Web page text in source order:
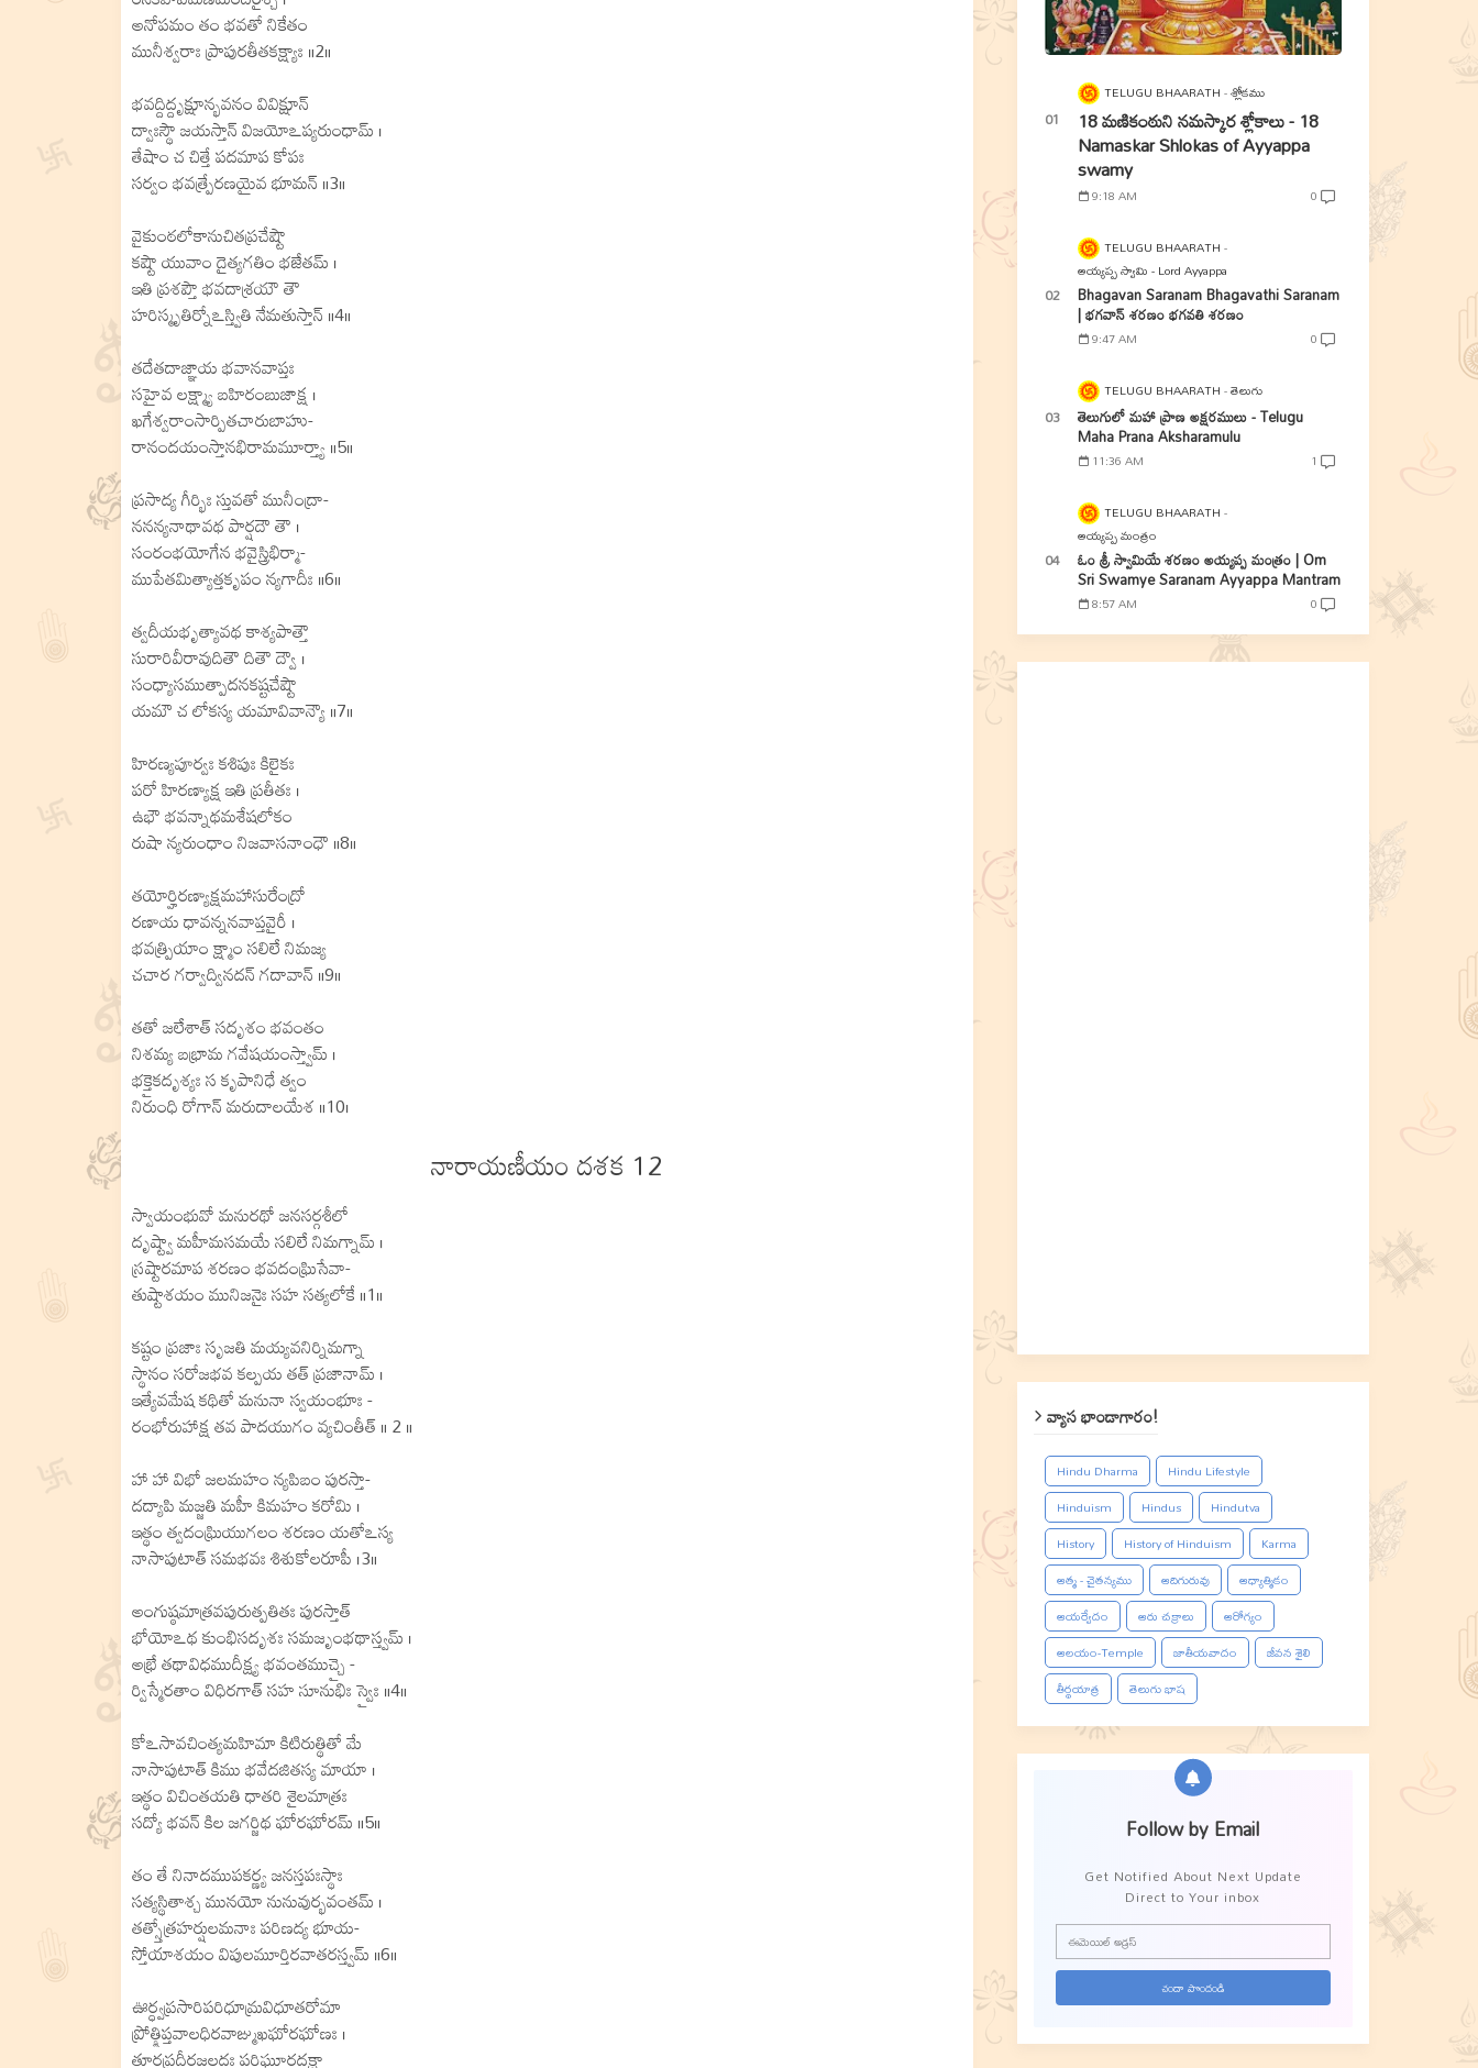
అనోపమం తం భవతో నికేతం
మునీశ్వరాః ప్రాపురతీతకక్ష్యాః ॥2॥
భవద్దిద్దృక్షూన్భవనం వివిక్షూన్
ద్వాఃస్థౌ జయస్తాన్ విజయోఽప్యరుంధామ్ ।
తేషాం చ చిత్తే పదమాప కోపః
సర్వం భవత్ప్రేరణయైవ భూమన్ ॥3॥
వైకుంఠలోకానుచితప్రచేష్టౌ
కష్టౌ యువాం దైత్యగతిం భజేతమ్ ।
ఇతి ప్రశప్తౌ భవదాశ్రయౌ తౌ
హరిస్మృతిర్నోఽస్త్వితి నేమతుస్తాన్ ॥4॥
తదేతదాజ్ఞాయ భవానవాప్తః
సహైవ లక్ష్మ్యా బహిరంబుజాక్ష ।
ఖగేశ్వరాంసార్పితచారుబాహు-
రానందయంస్తానభిరామమూర్త్యా ॥5॥
ప్రసాద్య గీర్భిః స్తువతో మునీంద్రా-
ననన్యనాథావథ పార్షదౌ తౌ ।
సంరంభయోగేన భవైస్త్రిభిర్మా-
ముపేతమిత్యాత్తకృపం న్యగాదీః ॥6॥
త్వదీయభృత్యావథ కాశ్యపాత్తౌ
సురారివీరావుదితౌ దితౌ ద్వౌ ।
సంధ్యాసముత్పాదనకష్టచేష్టౌ
యమౌ చ లోకస్య యమావివాన్యౌ ॥7॥
హిరణ్యపూర్వః కశిపుః కిలైకః
పరో హిరణ్యాక్ష ఇతి ప్రతీతః ।
ఉభౌ భవన్నాథమశేషలోకం
రుషా న్యరుంధాం నిజవాసనాంధౌ ॥8॥
తయోర్హిరణ్యాక్షమహాసురేంద్రో
రణాయ ధావన్ననవాప్తవైరీ ।
భవత్ప్రియాం క్ష్మాం సలిలే నిమజ్య
చచార గర్వాద్వినదన్ గదావాన్ ॥9॥
తతో జలేశాత్ సదృశం భవంతం
నిశమ్య బభ్రామ గవేషయంస్త్వామ్ ।
భక్తైకదృశ్యః స కృపానిధే త్వం
నిరుంధి రోగాన్ మరుదాలయేశ ॥10।
నారాయణీయం దశక 12
స్వాయంభువో మనురథో జనసర్గశీలో
దృష్ట్వా మహీమసమయే సలిలే నిమగ్నామ్ ।
స్రష్టారమాప శరణం భవదంఘ్రిసేవా-
తుష్టాశయం మునిజనైః సహ సత్యలోకే ॥1॥
కష్టం ప్రజాః సృజతి మయ్యవనిర్నిమగ్నా
స్థానం సరోజభవ కల్పయ తత్ ప్రజానామ్ ।
ఇత్యేవమేష కథితో మనునా స్వయంభూః -
రంభోరుహాక్ష తవ పాదయుగం వ్యచింతీత్ ॥ 2 ॥
హా హా విభో జలమహం న్యపిబం పురస్తా-
దద్యాపి మజ్జతి మహీ కిమహం కరోమి ।
ఇత్థం త్వదంఘ్రియుగలం శరణం యతోఽస్య
నాసాపుటాత్ సమభవః శిశుకోలరూపీ ।3॥
అంగుష్ఠమాత్రవపురుత్పతితః పురస్తాత్
భోయోఽథ కుంభిసదృశః సమజృంభథాస్త్వమ్ ।
అభ్రే తథావిధముదీక్ష్య భవంతముచ్చై -
ర్విస్మేరతాం విధిరగాత్ సహ సూనుభిః స్వైః ॥4॥
కోఽసావచింత్యమహిమా కిటిరుత్థితో మే
నాసాపుటాత్ కిము భవేదజితస్య మాయా ।
ఇత్థం విచింతయతి ధాతరి శైలమాత్రః
సద్యో భవన్ కిల జగర్జిథ ఘోరఘోరమ్ ॥5॥
తం తే నినాదముపకర్ణ్య జనస్తపఃస్థాః
సత్యస్థితాశ్చ మునయో నునువుర్భవంతమ్ ।
తత్స్తోత్రహర్షులమనాః పరిణద్య భూయ-
స్తోయాశయం విపులమూర్తిరవాతరస్త్వమ్ ॥6॥
ఊర్ధ్వప్రసారిపరిధూమ్రవిధూతరోమా
ప్రోత్క్షిప్తవాలధిరవాఙ్ముఖఘోరఘోణః ।
తూర్ణప్రదీర్ణజలదః పరిఘూర్ణదక్ష్ణా
TELUGU BHAARATH శ్లోకము
18 మణికంఠుని నమస్కార శ్లోకాలు - 18
Namaskar Shlokas of Ayyappa
swamy
9:18 AM 0
TELUGU BHAARATH
అయ్యప్ప స్వామి - Lord Ayyappa
Bhagavan Saranam Bhagavathi Saranam
| భగవాన్ శరణం భగవతి శరణం
9:47 AM 0
TELUGU BHAARATH తెలుగు
తెలుగులో మహా ప్రాణ అక్షరములు - Telugu
Maha Prana Aksharamulu
11:36 AM 1
TELUGU BHAARATH
అయ్యప్ప మంత్రం
ఓం శ్రీ స్వామియే శరణం అయ్యప్ప మంత్రం | Om
Sri Swamye Saranam Ayyappa Mantram
8:57 AM 0
వ్యాస భాండాగారం!
Hindu Dharma
Hindu Lifestyle
Hinduism
Hindus
Hindutva
History
History of Hinduism
Karma
ఆత్మ - చైతన్యము
ఆదిగురువు
ఆధ్యాత్మికం
ఆయర్వేదం
ఆరు చక్రాలు
ఆరోగ్యం
ఆలయం-Temple
జాతీయవాదం
జీవన శైలి
తీర్థయాత్ర
తెలుగు భాష
Follow by Email
Get Notified About Next Update
Direct to Your inbox